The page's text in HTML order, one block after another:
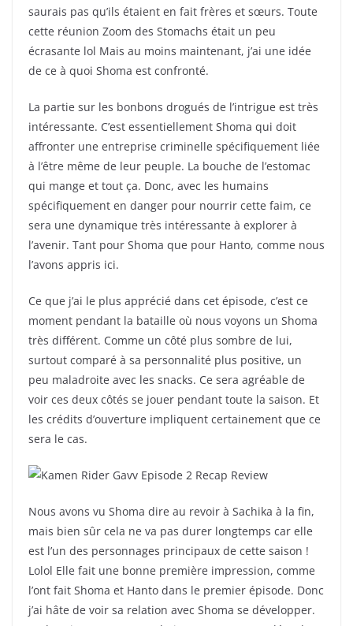
saurais pas qu’ils étaient en fait frères et sœurs. Toute
cette réunion Zoom des Stomachs était un peu
écrasante lol Mais au moins maintenant, j’ai une idée
de ce à quoi Shoma est confronté.
La partie sur les bonbons drogués de l’intrigue est très
intéressante. C’est essentiellement Shoma qui doit
affronter une entreprise criminelle spécifiquement liée
à l’être même de leur peuple. La bouche de l’estomac
qui mange et tout ça. Donc, avec les humains
spécifiquement en danger pour nourrir cette faim, ce
sera une dynamique très intéressante à explorer à
l’avenir. Tant pour Shoma que pour Hanto, comme nous
l’avons appris ici.
Ce que j’ai le plus apprécié dans cet épisode, c’est ce
moment pendant la bataille où nous voyons un Shoma
très différent. Comme un côté plus sombre de lui,
surtout comparé à sa personnalité plus positive, un
peu maladroite avec les snacks. Ce sera agréable de
voir ces deux côtés se jouer pendant toute la saison. Et
les crédits d’ouverture impliquent certainement que ce
sera le cas.
Nous avons vu Shoma dire au revoir à Sachika à la fin,
mais bien sûr cela ne va pas durer longtemps car elle
est l’un des personnages principaux de cette saison !
Lolol Elle fait une bonne première impression, comme
l’ont fait Shoma et Hanto dans le premier épisode. Donc
j’ai hâte de voir sa relation avec Shoma se développer.